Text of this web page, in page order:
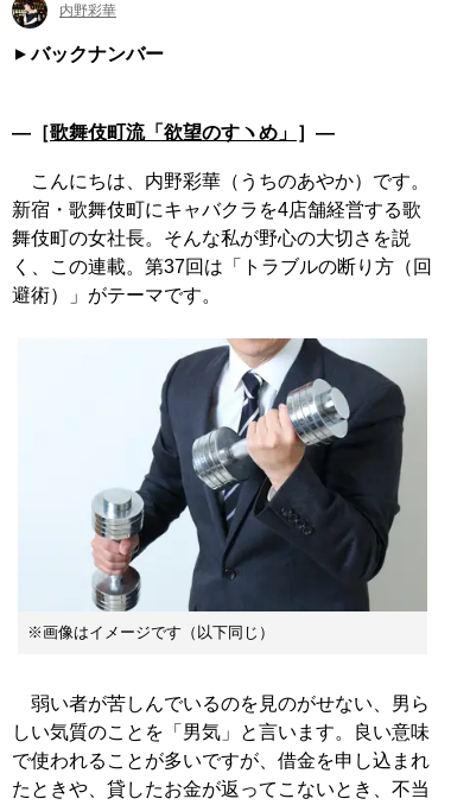
内野彩華
バックナンバー
―［歌舞伎町流「欲望のすヽめ」 ］―
こんにちは、内野彩華（うちのあやか）です。
新宿・歌舞伎町にキャバクラを4店舗経営する歌
舞伎町の女社長。そんな私が野心の大切さを説
く、この連載。第37回は「トラブルの断り方（回
避術）」がテーマです。
※画像はイメージです（以下同じ）
弱い者が苦しんでいるのを見のがせない、男ら
しい気質のことを「男気」と言います。良い意味
で使われることが多いですが、借金を申し込まれ
たときや、貸したお金が返ってこないとき、不当